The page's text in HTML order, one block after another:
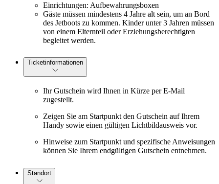
Einrichtungen: Aufbewahrungsboxen
Gäste müssen mindestens 4 Jahre alt sein, um an Bord
des Jetboots zu kommen. Kinder unter 3 Jahren müssen
von einem Elternteil oder Erziehungsberechtigten
begleitet werden.
Ticketinformationen
Ihr Gutschein wird Ihnen in Kürze per E-Mail
zugestellt.
Zeigen Sie am Startpunkt den Gutschein auf Ihrem
Handy sowie einen gültigen Lichtbildausweis vor.
Hinweise zum Startpunkt und spezifische Anweisungen
können Sie Ihrem endgültigen Gutschein entnehmen.
Standort